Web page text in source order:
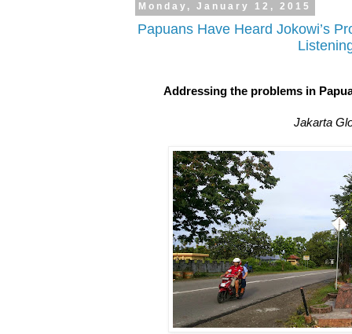
Monday, January 12, 2015
Papuans Have Heard Jokowi’s
Addressing the problems in
Jakarta